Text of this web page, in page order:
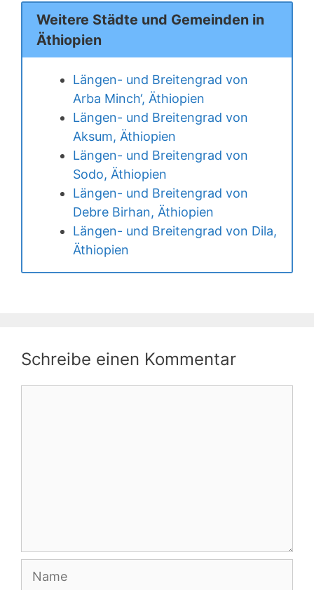
Weitere Städte und Gemeinden in
Äthiopien
Längen- und Breitengrad von
Arba Minch‘, Äthiopien
Längen- und Breitengrad von
Aksum, Äthiopien
Längen- und Breitengrad von
Sodo, Äthiopien
Längen- und Breitengrad von
Debre Birhan, Äthiopien
Längen- und Breitengrad von Dila,
Äthiopien
Schreibe einen Kommentar